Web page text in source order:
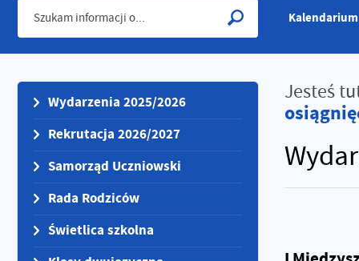
Wydarzenia 2025/2026
Rekrutacja 2026/2027
Samorząd Uczniowski
Rada Rodziców
Świetlica szkolna
Jesteś